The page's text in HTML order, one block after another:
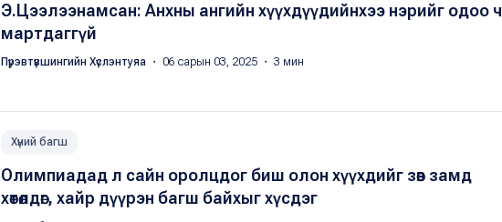
Э.Цээлээнамсан: Анхны ангийн хүүхдүүдийнхээ нэрийг одоо ч
мартдаггүй
Пүрэвтүвшингийн Хүслэнтуяа ・ 06 сарын 03, 2025 ・ 3 мин
Хүний багш
Олимпиадад л сайн оролцдог биш олон хүүхдийг зөв замд
хөтөлдөг, хайр дүүрэн багш байхыг хүсдэг